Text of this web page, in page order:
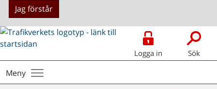
Jag förstår
Logga in Sök
Meny